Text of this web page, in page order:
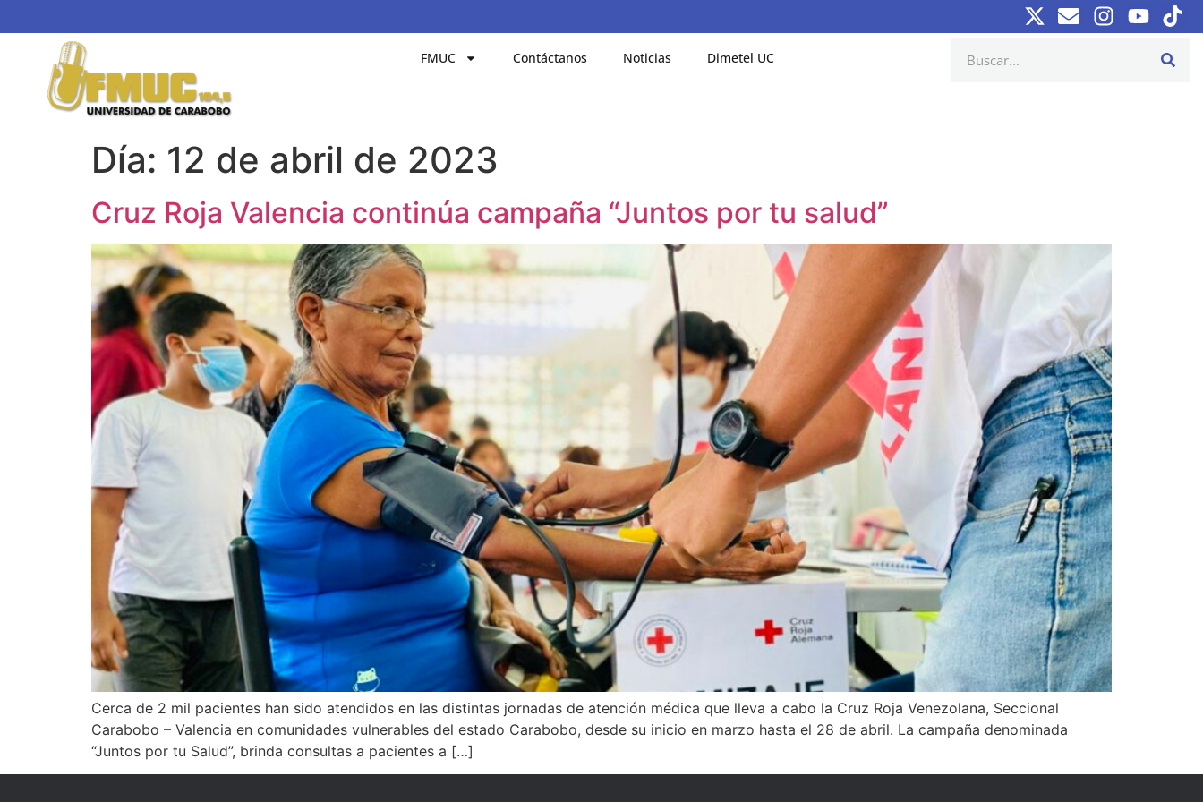
FMUC Contáctanos Noticias Dimetel UC
Día: 12 de abril de 2023
Cruz Roja Valencia continúa campaña “Juntos por tu salud”
Cerca de 2 mil pacientes han sido atendidos en las distintas jornadas de atención médica que lleva a cabo la Cruz Roja Venezolana, Seccional
Carabobo – Valencia en comunidades vulnerables del estado Carabobo, desde su inicio en marzo hasta el 28 de abril. La campaña denominada
“Juntos por tu Salud”, brinda consultas a pacientes a […]